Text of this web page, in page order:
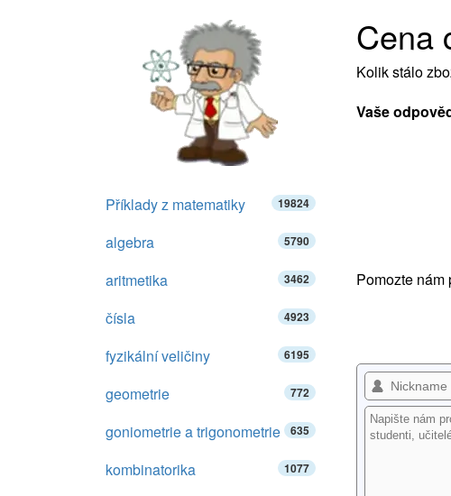
Cena
Kolik stálo
Vaše
Pomozte
Příklady z matematiky 19824
algebra 5790
aritmetika 3462
čísla 4923
fyzikální veličiny 6195
geometrie 772
goniometrie a trigonometrie 635
kombinatorika 1077